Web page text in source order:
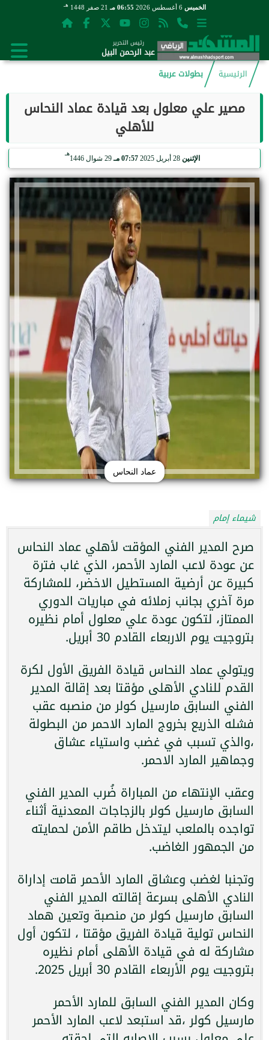
الخميس 6 أغسطس 2026 06:55 مـ 21 صفر 1448 هـ
رئيس التحرير
عبد الرحمن البيل
الرئيسية
بطولات عربية
مصير علي معلول بعد قيادة عماد النحاس
للأهلي
الإثنين 28 أبريل 2025 07:57 مـ 29 شوال 1446
هـ
عماد النحاس
شيماء إمام
صرح المدير الفني المؤقت لأهلي عماد النحاس
عن عودة لاعب المارد الأحمر، الذي غاب فترة
كبيرة عن أرضية المستطيل الاخضر، للمشاركة
مرة آخري بجانب زملائه في مباريات الدوري
الممتاز، لتكون عودة علي معلول أمام نظيره
بتروجيت يوم الاربعاء القادم 30 أبريل.
ويتولي عماد النحاس قيادة الفريق الأول لكرة
القدم للنادي الأهلى مؤقتا بعد إقالة المدير
الفني السابق مارسيل كولر من منصبه عقب
فشله الذريع بخروج المارد الاحمر من البطولة
،والذي تسبب في غضب واستياء عشاق
وجماهير المارد الاحمر.
وعقب الإنتهاء من المباراة ضُرب المدير الفني
السابق مارسيل كولر بالزجاجات المعدنية أثناء
تواجده بالملعب ليتدخل طاقم الأمن لحمايته
من الجمهور الغاضب.
وتجنبا لغضب وعشاق المارد الأحمر قامت إداراة
النادي الأهلى بسرعة إقالته المدير الفني
السابق مارسيل كولر من منصبة وتعين هماد
النحاس تولية قيادة الفريق مؤقتا ، لتكون أول
مشاركة له في قيادة الأهلى أمام نظيره
بتروجيت يوم الأربعاء القادم 30 أبريل 2025.
وكان المدير الفني السابق للمارد الأحمر
مارسيل كولر ،قد استبعد لاعب المارد الأحمر